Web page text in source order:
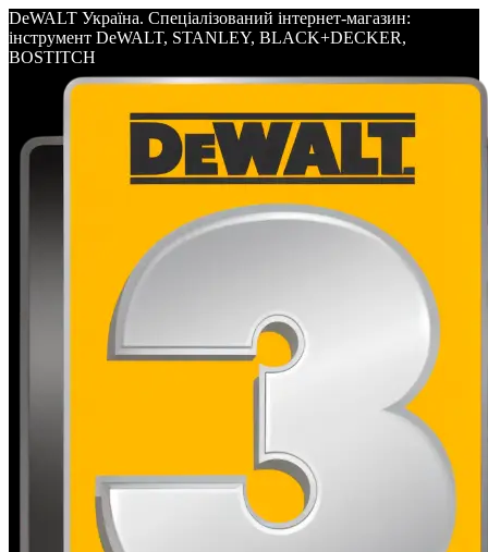
DeWALT Україна. Спеціалізований інтернет-магазин:
інструмент DeWALT, STANLEY, BLACK+DECKER,
BOSTITCH